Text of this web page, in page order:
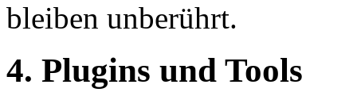
bleiben unberührt.
4. Plugins und Tools